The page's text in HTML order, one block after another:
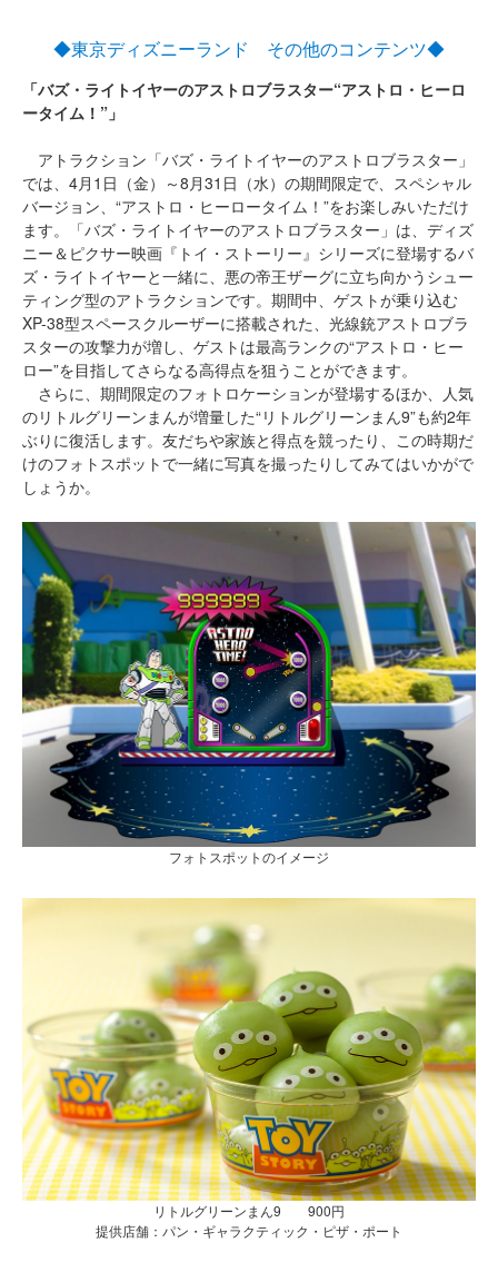
◆東京ディズニーランド その他のコンテンツ◆
「バズ・ライトイヤーのアストロブラスター“アストロ・ヒーロ
ータイム！”」
アトラクション「バズ・ライトイヤーのアストロブラスター」
では、4月1日（金）～8月31日（水）の期間限定で、スペシャル
バージョン、“アストロ・ヒーロータイム！”をお楽しみいただけ
ます。「バズ・ライトイヤーのアストロブラスター」は、ディズ
ニー＆ピクサー映画『トイ・ストーリー』シリーズに登場するバ
ズ・ライトイヤーと一緒に、悪の帝王ザーグに立ち向かうシュー
ティング型のアトラクションです。期間中、ゲストが乗り込む
XP-38型スペースクルーザーに搭載された、光線銃アストロブラ
スターの攻撃力が増し、ゲストは最高ランクの“アストロ・ヒー
ロー”を目指してさらなる高得点を狙うことができます。
さらに、期間限定のフォトロケーションが登場するほか、人気
のリトルグリーンまんが増量した“リトルグリーンまん9”も約2年
ぶりに復活します。友だちや家族と得点を競ったり、この時期だ
けのフォトスポットで一緒に写真を撮ったりしてみてはいかがで
しょうか。
フォトスポットのイメージ
リトルグリーンまん9 900円
提供店舗：パン・ギャラクティック・ピザ・ポート